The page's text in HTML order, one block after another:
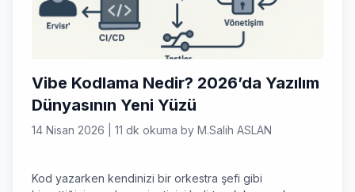
Vibe Kodlama Nedir? 2026’da Yazılım
Dünyasının Yeni Yüzü
14 Nisan 2026 11 dk okuma by M.Salih ASLAN
Kod yazarken kendinizi bir orkestra şefi gibi